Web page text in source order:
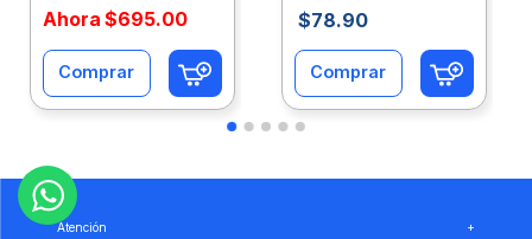
Ahora $695.00
Comprar
$78.90
Comprar
Atención
+